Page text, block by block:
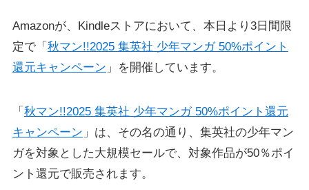
Amazonが、Kindleストアにおいて、本日より3日間限
定で「 秋マン!!2025 集英社 少年マンガ 50%ポイント
還元キャンペーン 」を開催しています。
「 秋マン!!2025 集英社 少年マンガ 50%ポイント還元
キャンペーン 」は、その名の通り、集英社の少年マン
ガを対象とした大規模セールで、対象作品が50％ポイ
ント還元で販売されます。